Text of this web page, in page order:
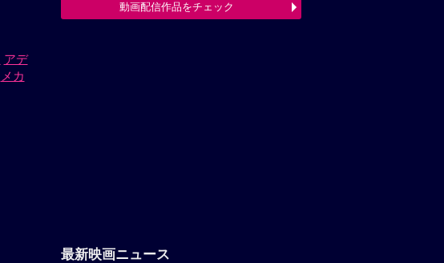
アデ
メカ
動画配信作品をチェック
最新映画ニュース